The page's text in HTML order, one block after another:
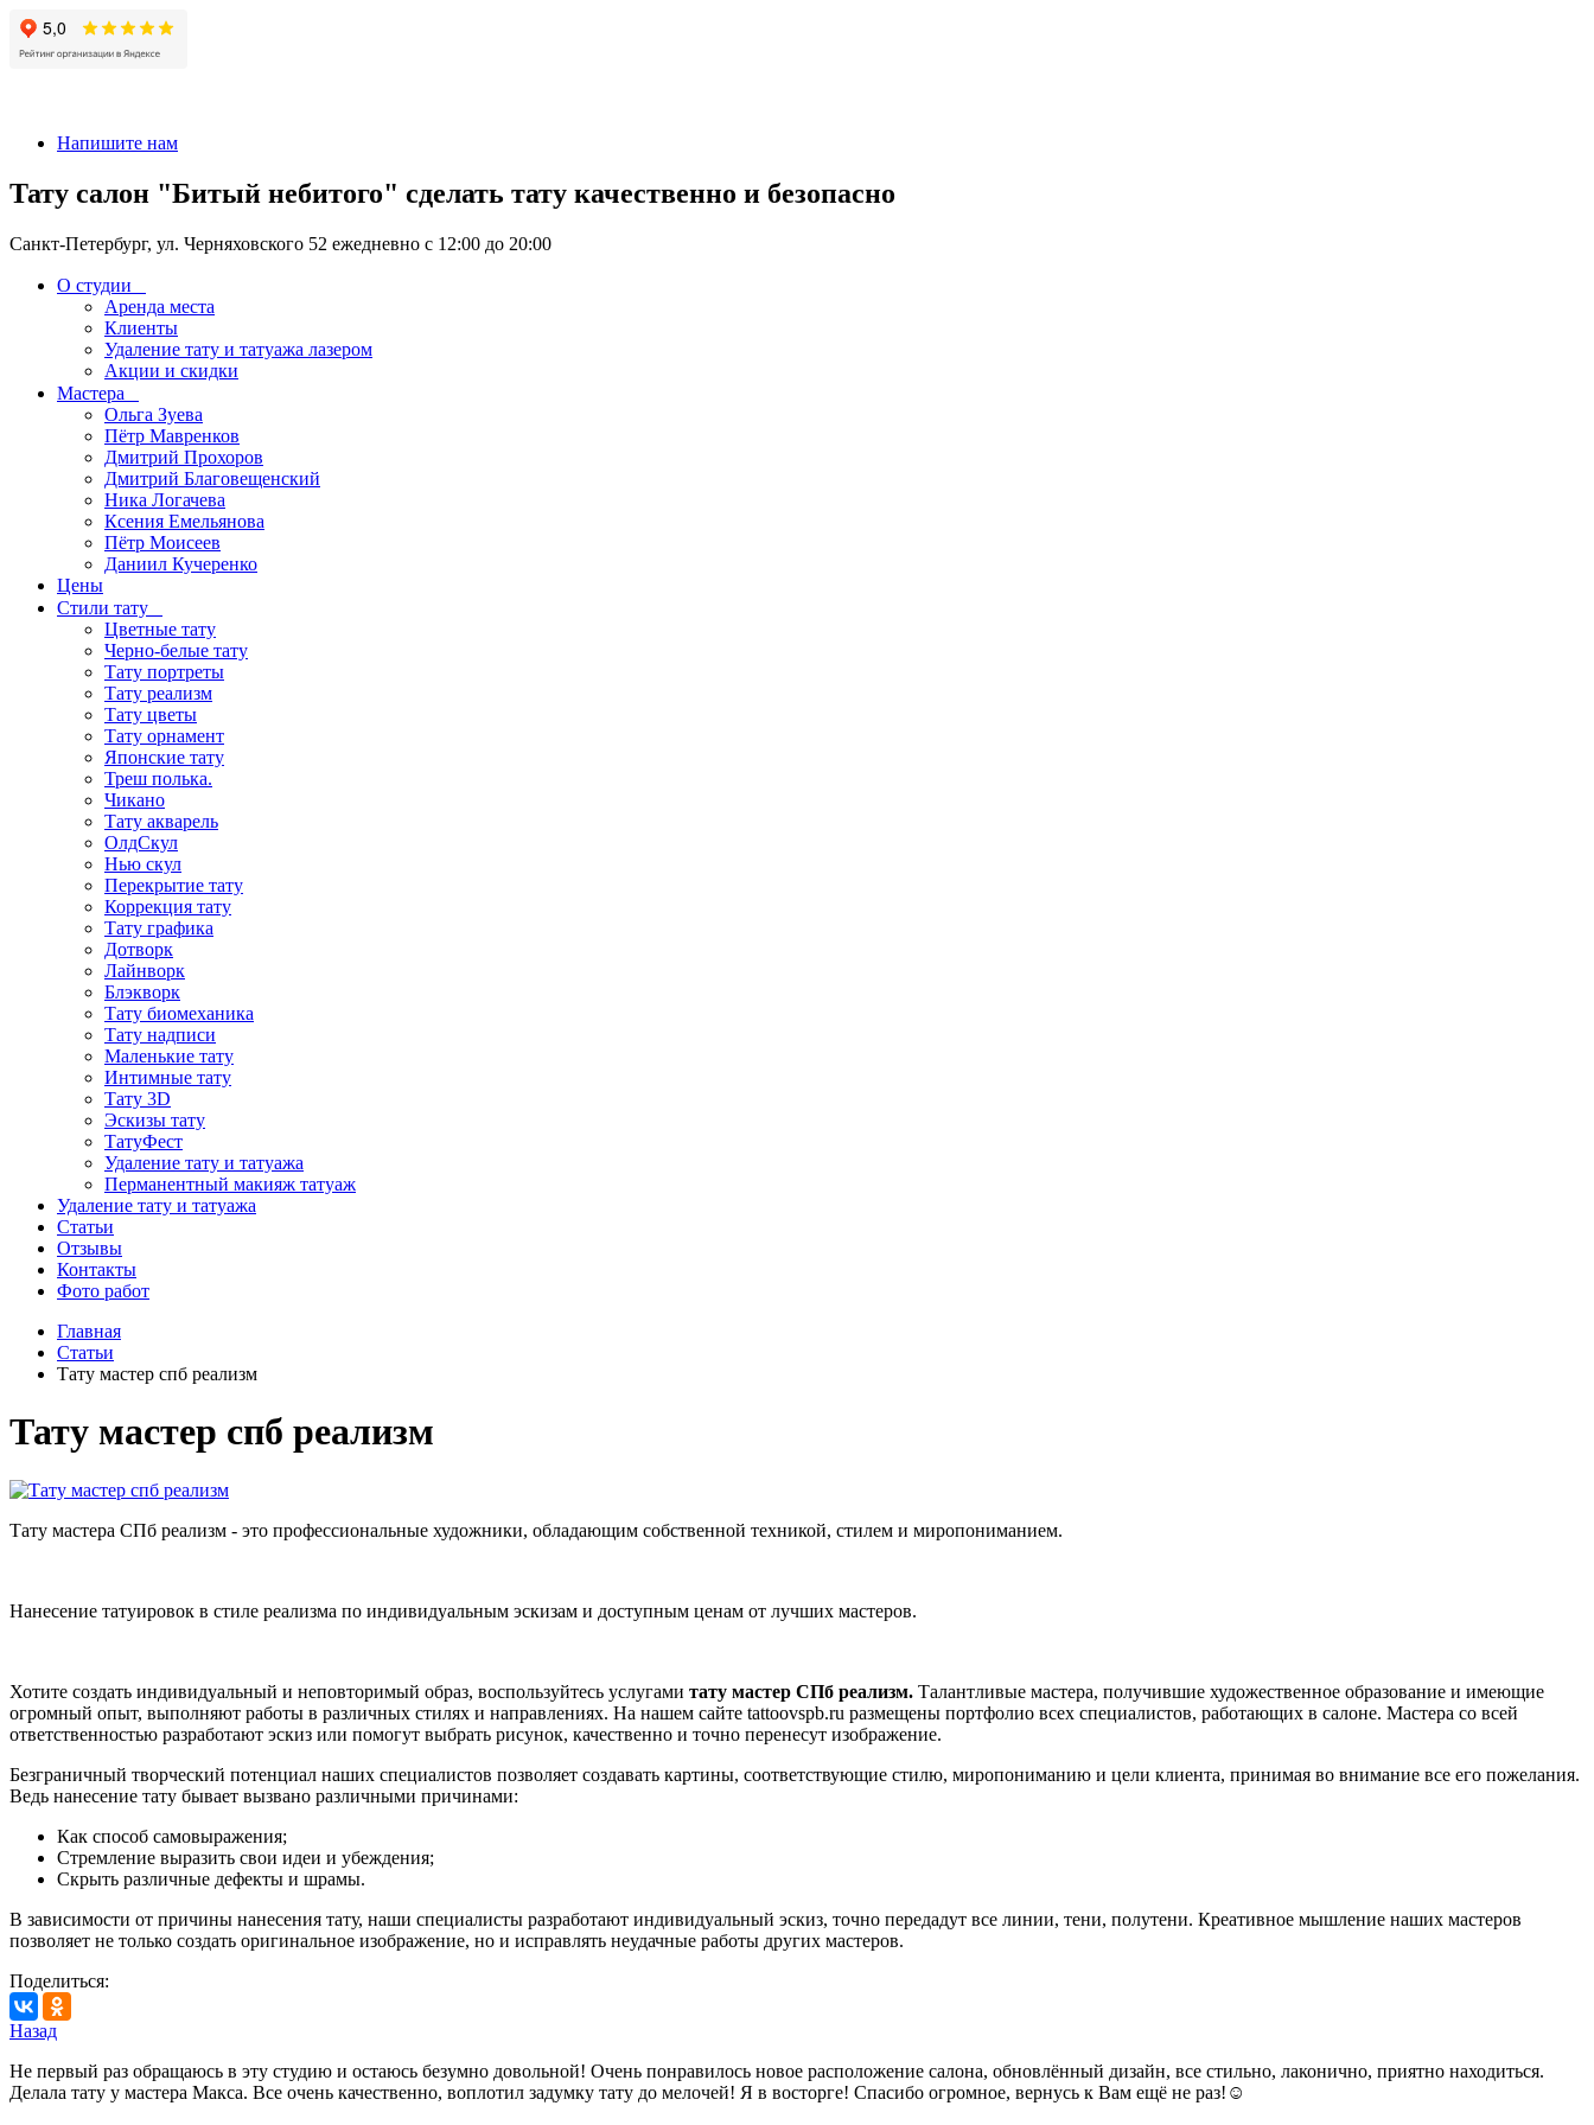
Напишите нам
Тату салон "Битый небитого" сделать тату качественно и безопасно
Санкт-Петербург, ул. Черняховского 52 ежедневно с 12:00 до 20:00
О студии
Аренда места
Клиенты
Удаление тату и татуажа лазером
Акции и скидки
Мастера
Ольга Зуева
Пётр Мавренков
Дмитрий Прохоров
Дмитрий Благовещенский
Ника Логачева
Ксения Емельянова
Пётр Моисеев
Даниил Кучеренко
Цены
Стили тату
Цветные тату
Черно-белые тату
Тату портреты
Тату реализм
Тату цветы
Тату орнамент
Японские тату
Треш полька.
Чикано
Тату акварель
ОлдСкул
Нью скул
Перекрытие тату
Коррекция тату
Тату графика
Дотворк
Лайнворк
Блэкворк
Тату биомеханика
Тату надписи
Маленькие тату
Интимные тату
Тату 3D
Эскизы тату
ТатуФест
Удаление тату и татуажа
Перманентный макияж татуаж
Удаление тату и татуажа
Статьи
Отзывы
Контакты
Фото работ
Главная
Статьи
Тату мастер спб реализм
Тату мастер спб реализм
Тату мастера СПб реализм - это профессиональные художники, обладающим собственной техникой, стилем и миропониманием.
Нанесение татуировок в стиле реализма по индивидуальным эскизам и доступным ценам от лучших мастеров.
Хотите создать индивидуальный и неповторимый образ, воспользуйтесь услугами тату мастер СПб реализм. Талантливые мастера, получившие художественное образование и имеющие
огромный опыт, выполняют работы в различных стилях и направлениях. На нашем сайте tattoovspb.ru размещены портфолио всех специалистов, работающих в салоне. Мастера со всей
ответственностью разработают эскиз или помогут выбрать рисунок, качественно и точно перенесут изображение.
Безграничный творческий потенциал наших специалистов позволяет создавать картины, соответствующие стилю, миропониманию и цели клиента, принимая во внимание все его пожелания.
Ведь нанесение тату бывает вызвано различными причинами:
Как способ самовыражения;
Стремление выразить свои идеи и убеждения;
Скрыть различные дефекты и шрамы.
В зависимости от причины нанесения тату, наши специалисты разработают индивидуальный эскиз, точно передадут все линии, тени, полутени. Креативное мышление наших мастеров
позволяет не только создать оригинальное изображение, но и исправлять неудачные работы других мастеров.
Поделиться:
Назад
Не первый раз обращаюсь в эту студию и остаюсь безумно довольной! Очень понравилось новое расположение салона, обновлённый дизайн, все стильно, лаконично, приятно находиться.
Делала тату у мастера Макса. Все очень качественно, воплотил задумку тату до мелочей! Я в восторге! Спасибо огромное, вернусь к Вам ещё не раз!☺️